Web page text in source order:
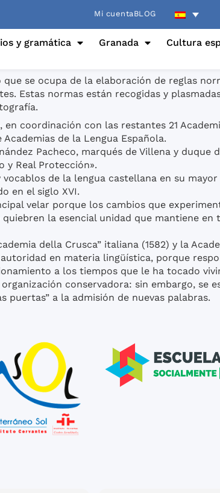
Mi cuentaBLOG
y gramática Granada Cultura
que se ocupa de la elaboración de reglas
Estas normas están recogidas y
coordinación con las restantes 21
de la Lengua Española.
Pacheco, marqués de Villena y duque
y Real Protección».
de la lengua castellana en su mayor
en el siglo XVI.
velar porque los cambios que
la esencial unidad que mantiene en
della Crusca” italiana (1582) y la
en materia lingüística, porque
a los tiempos que le ha tocado
conservadora: sin embargo, se
a la admisión de nuevas palabras.